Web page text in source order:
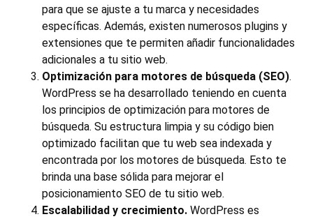
para que se ajuste a tu marca y necesidades
específicas. Además, existen numerosos plugins y
extensiones que te permiten añadir funcionalidades
adicionales a tu sitio web.
Optimización para motores de búsqueda (SEO).
WordPress se ha desarrollado teniendo en cuenta
los principios de optimización para motores de
búsqueda. Su estructura limpia y su código bien
optimizado facilitan que tu web sea indexada y
encontrada por los motores de búsqueda. Esto te
brinda una base sólida para mejorar el
posicionamiento SEO de tu sitio web.
Escalabilidad y crecimiento. WordPress es